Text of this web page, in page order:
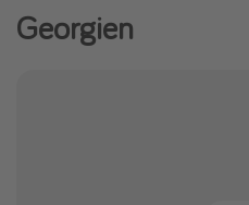
Alle Reiseziele
Georgien